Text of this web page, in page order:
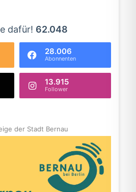
dafür! 62.048
28.006
Abonnenten
13.915
Follower
der Stadt Bernau